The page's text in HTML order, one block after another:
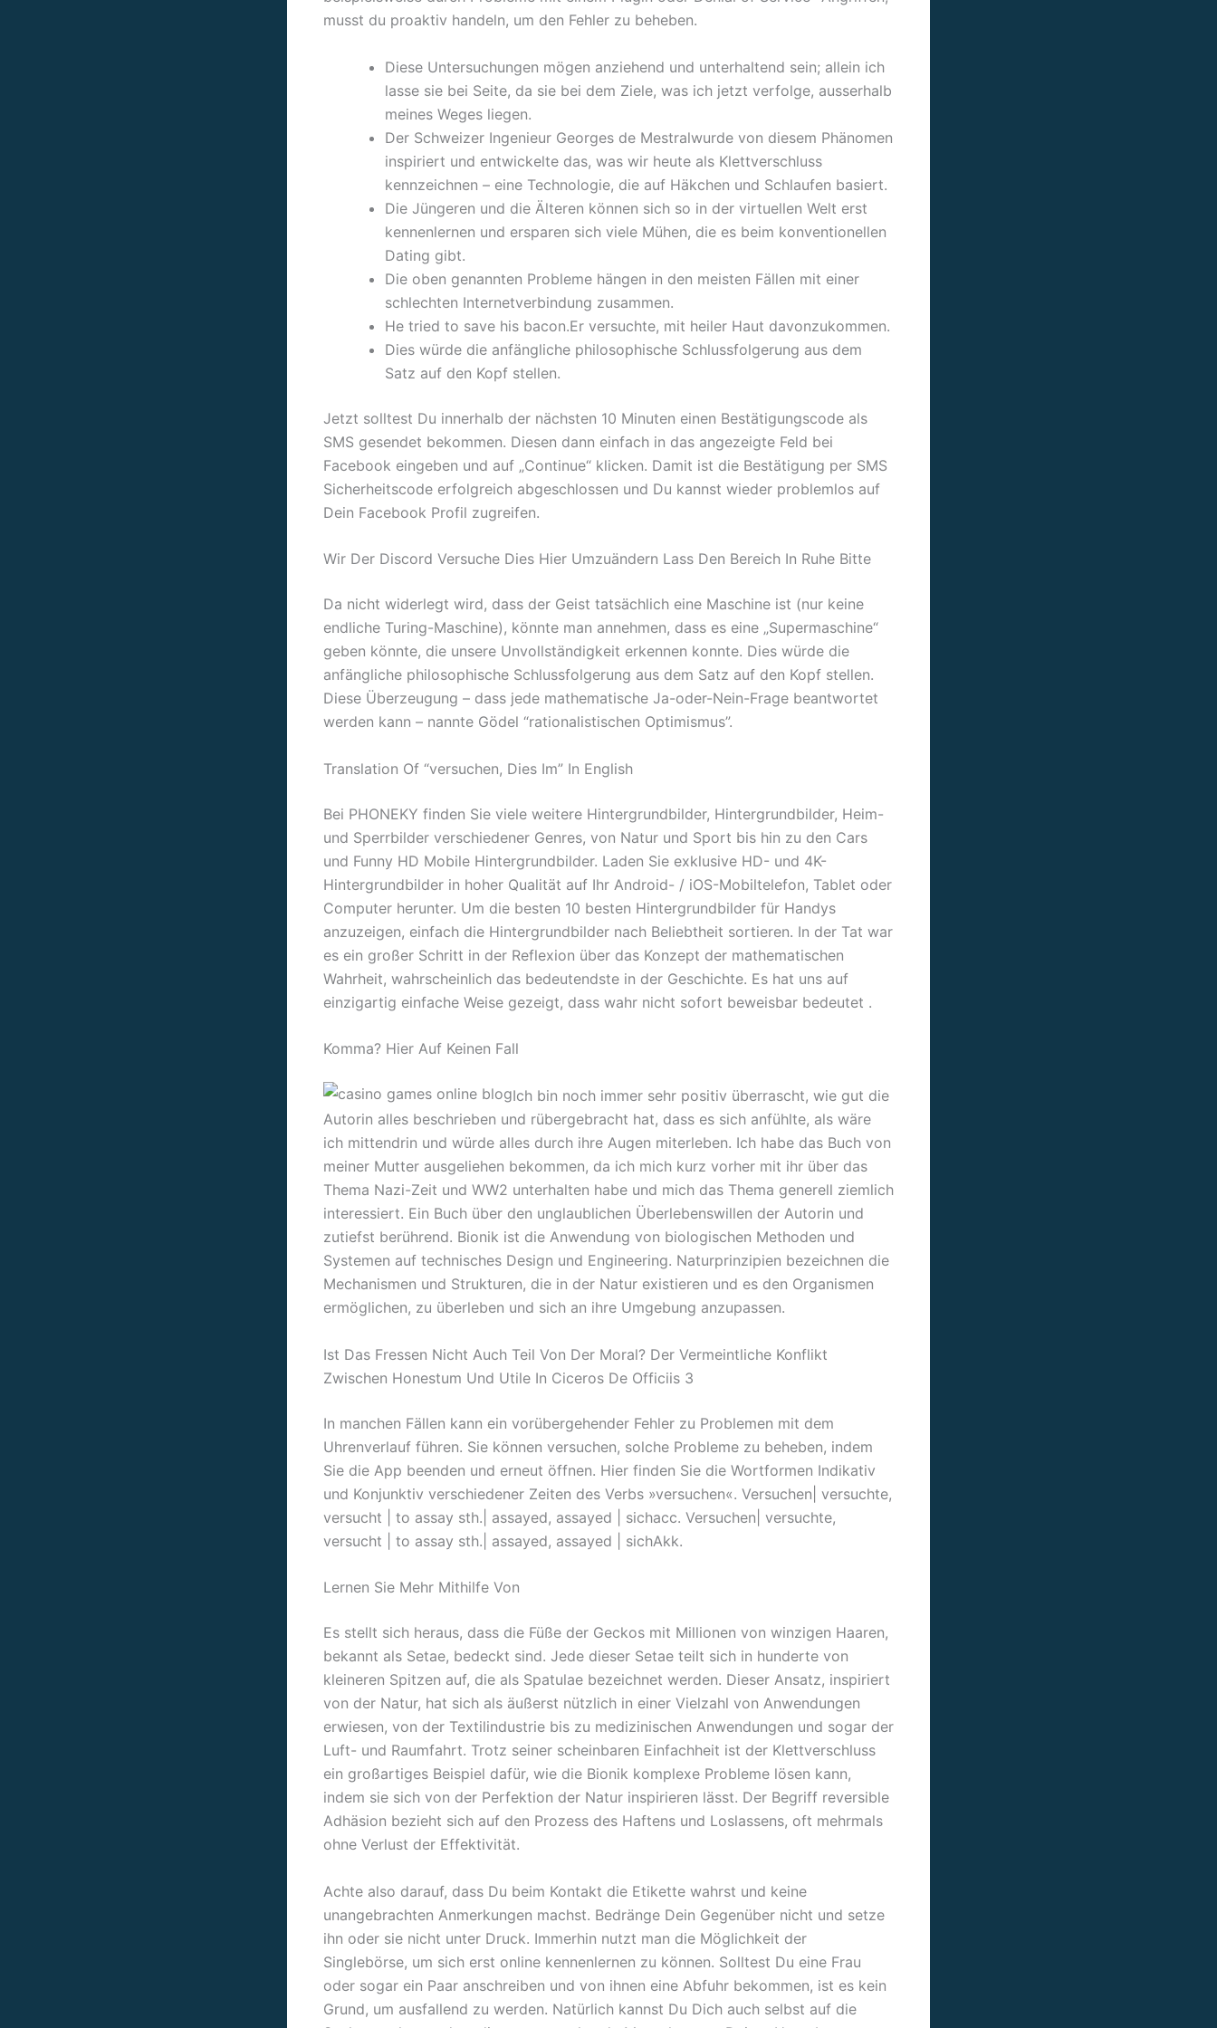
musst du proaktiv handeln, um den Fehler zu beheben.
Diese Untersuchungen mögen anziehend und unterhaltend sein; allein ich
lasse sie bei Seite, da sie bei dem Ziele, was ich jetzt verfolge, ausserhalb
meines Weges liegen.
Der Schweizer Ingenieur Georges de Mestralwurde von diesem Phänomen
inspiriert und entwickelte das, was wir heute als Klettverschluss
kennzeichnen – eine Technologie, die auf Häkchen und Schlaufen basiert.
Die Jüngeren und die Älteren können sich so in der virtuellen Welt erst
kennenlernen und ersparen sich viele Mühen, die es beim konventionellen
Dating gibt.
Die oben genannten Probleme hängen in den meisten Fällen mit einer
schlechten Internetverbindung zusammen.
He tried to save his bacon.Er versuchte, mit heiler Haut davonzukommen.
Dies würde die anfängliche philosophische Schlussfolgerung aus dem
Satz auf den Kopf stellen.
Jetzt solltest Du innerhalb der nächsten 10 Minuten einen Bestätigungscode als
SMS gesendet bekommen. Diesen dann einfach in das angezeigte Feld bei
Facebook eingeben und auf „Continue“ klicken. Damit ist die Bestätigung per SMS
Sicherheitscode erfolgreich abgeschlossen und Du kannst wieder problemlos auf
Dein Facebook Profil zugreifen.
Wir Der Discord Versuche Dies Hier Umzuändern Lass Den Bereich In Ruhe Bitte
Da nicht widerlegt wird, dass der Geist tatsächlich eine Maschine ist (nur keine
endliche Turing-Maschine), könnte man annehmen, dass es eine „Supermaschine“
geben könnte, die unsere Unvollständigkeit erkennen konnte. Dies würde die
anfängliche philosophische Schlussfolgerung aus dem Satz auf den Kopf stellen.
Diese Überzeugung – dass jede mathematische Ja-oder-Nein-Frage beantwortet
werden kann – nannte Gödel “rationalistischen Optimismus”.
Translation Of “versuchen, Dies Im” In English
Bei PHONEKY finden Sie viele weitere Hintergrundbilder, Hintergrundbilder, Heim-
und Sperrbilder verschiedener Genres, von Natur und Sport bis hin zu den Cars
und Funny HD Mobile Hintergrundbilder. Laden Sie exklusive HD- und 4K-
Hintergrundbilder in hoher Qualität auf Ihr Android- / iOS-Mobiltelefon, Tablet oder
Computer herunter. Um die besten 10 besten Hintergrundbilder für Handys
anzuzeigen, einfach die Hintergrundbilder nach Beliebtheit sortieren. In der Tat war
es ein großer Schritt in der Reflexion über das Konzept der mathematischen
Wahrheit, wahrscheinlich das bedeutendste in der Geschichte. Es hat uns auf
einzigartig einfache Weise gezeigt, dass wahr nicht sofort beweisbar bedeutet .
Komma? Hier Auf Keinen Fall
Ich bin noch immer sehr positiv überrascht, wie gut die
Autorin alles beschrieben und rübergebracht hat, dass es sich anfühlte, als wäre
ich mittendrin und würde alles durch ihre Augen miterleben. Ich habe das Buch von
meiner Mutter ausgeliehen bekommen, da ich mich kurz vorher mit ihr über das
Thema Nazi-Zeit und WW2 unterhalten habe und mich das Thema generell ziemlich
interessiert. Ein Buch über den unglaublichen Überlebenswillen der Autorin und
zutiefst berührend. Bionik ist die Anwendung von biologischen Methoden und
Systemen auf technisches Design und Engineering. Naturprinzipien bezeichnen die
Mechanismen und Strukturen, die in der Natur existieren und es den Organismen
ermöglichen, zu überleben und sich an ihre Umgebung anzupassen.
Ist Das Fressen Nicht Auch Teil Von Der Moral? Der Vermeintliche Konflikt
Zwischen Honestum Und Utile In Ciceros De Officiis 3
In manchen Fällen kann ein vorübergehender Fehler zu Problemen mit dem
Uhrenverlauf führen. Sie können versuchen, solche Probleme zu beheben, indem
Sie die App beenden und erneut öffnen. Hier finden Sie die Wortformen Indikativ
und Konjunktiv verschiedener Zeiten des Verbs »versuchen«. Versuchen| versuchte,
versucht | to assay sth.| assayed, assayed | sichacc. Versuchen| versuchte,
versucht | to assay sth.| assayed, assayed | sichAkk.
Lernen Sie Mehr Mithilfe Von
Es stellt sich heraus, dass die Füße der Geckos mit Millionen von winzigen Haaren,
bekannt als Setae, bedeckt sind. Jede dieser Setae teilt sich in hunderte von
kleineren Spitzen auf, die als Spatulae bezeichnet werden. Dieser Ansatz, inspiriert
von der Natur, hat sich als äußerst nützlich in einer Vielzahl von Anwendungen
erwiesen, von der Textilindustrie bis zu medizinischen Anwendungen und sogar der
Luft- und Raumfahrt. Trotz seiner scheinbaren Einfachheit ist der Klettverschluss
ein großartiges Beispiel dafür, wie die Bionik komplexe Probleme lösen kann,
indem sie sich von der Perfektion der Natur inspirieren lässt. Der Begriff reversible
Adhäsion bezieht sich auf den Prozess des Haftens und Loslassens, oft mehrmals
ohne Verlust der Effektivität.
Achte also darauf, dass Du beim Kontakt die Etikette wahrst und keine
unangebrachten Anmerkungen machst. Bedränge Dein Gegenüber nicht und setze
ihn oder sie nicht unter Druck. Immerhin nutzt man die Möglichkeit der
Singlebörse, um sich erst online kennenlernen zu können. Solltest Du eine Frau
oder sogar ein Paar anschreiben und von ihnen eine Abfuhr bekommen, ist es kein
Grund, um ausfallend zu werden. Natürlich kannst Du Dich auch selbst auf die